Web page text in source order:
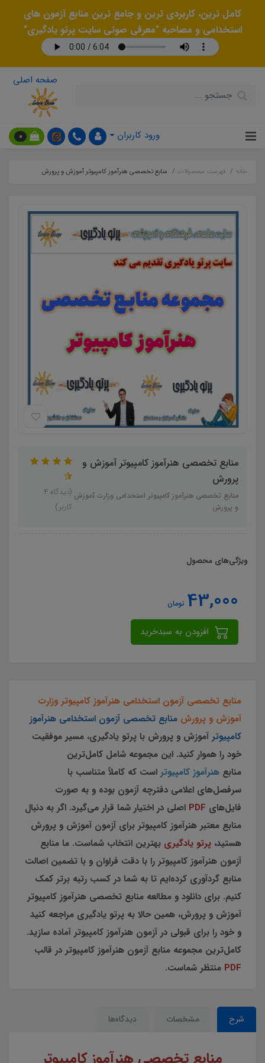
کامل ترین، کاربردی ترین و جامع ترین منابع آزمون های
استخدامی و مصاحبه "معرفی صوتی سایت پرتو یادگیری"
صفحه اصلی
ورود کاربران 0
خانه فهرست محصولات منابع تخصصی هنرآموز کامپیوتر آموزش و پرورش
منابع تخصصی هنرآموز کامپیوتر آموزش و
پرورش
منابع تخصصی هنرآموز کامپیوتر استخدامی وزارت آموزش
و پرورش
(دیدگاه 4
کاربر)
ویژگی‌های محصول
43,000 تومان
منابع تخصصی آزمون استخدامی هنرآموز کامپیوتر وزارت
آموزش و پرورش منابع تخصصی آزمون استخدامی هنرآموز
کامپیوتر آموزش و پرورش با پرتو یادگیری، مسیر موفقیت
خود را هموار کنید. این مجموعه شامل کامل‌ترین
منابع هنرآموز کامپیوتر است که کاملاً متناسب با
سرفصل‌های اعلامی دفترچه آزمون بوده و به صورت
فایل‌های PDF اصلی در اختیار شما قرار می‌گیرد. اگر به دنبال
منابع معتبر هنرآموز کامپیوتر برای آزمون آموزش و پرورش
هستید، پرتو یادگیری بهترین انتخاب شماست. ما منابع
آزمون هنرآموز کامپیوتر را با دقت فراوان و با تضمین اصالت
منابع گردآوری کرده‌ایم تا به شما در کسب رتبه برتر کمک
کنیم. برای دانلود و مطالعه منابع تخصصی هنرآموز کامپیوتر
آموزش و پرورش، همین حالا به پرتو یادگیری مراجعه کنید
و خود را برای قبولی در آزمون هنرآموز کامپیوتر آماده سازید.
کامل‌ترین مجموعه منابع آزمون هنرآموز کامپیوتر در قالب
PDF منتظر شماست.
شرح مشخصات دیدگاه‌ها